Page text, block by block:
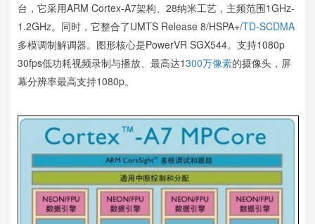
台，它采用ARM Cortex-A7架构、28纳米工艺，主频范围1GHz-
1.2GHz。同时，它整合了UMTS Release 8/HSPA+/TD-SCDMA
多模调制解调器。图形核心是PowerVR SGX544。支持1080p
30fps低功耗视频录制与播放、最高达1300万像素的摄像头，屏
幕分辨率最高支持1080p。